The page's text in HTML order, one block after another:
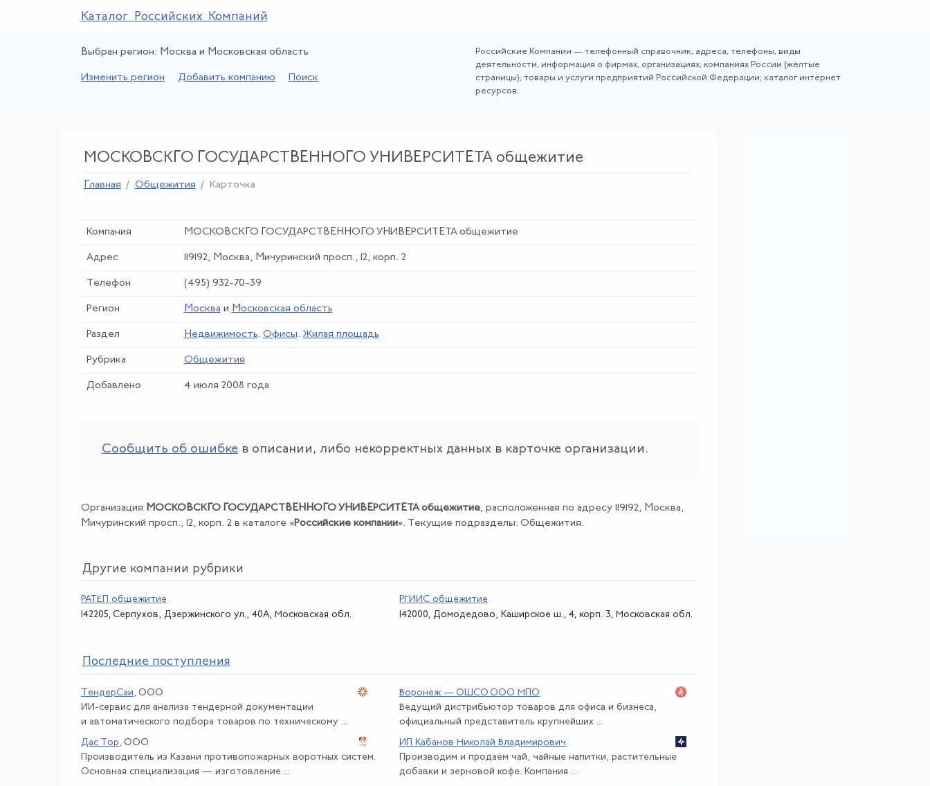
Каталог Российских Компаний
Выбран регион: Москва и Московская область
Изменить регион Добавить компанию Поиск
Российские Компании — телефонный справочник, адреса, телефоны, виды
деятельности, информация о фирмах, организациях, компаниях России (жёлтые
страницы); товары и услуги предприятий Российской Федерации; каталог интернет
ресурсов.
МОСКОВСКГО ГОСУДАРСТВЕННОГО УНИВЕРСИТЕТА общежитие
Главная Общежития Карточка
Компания МОСКОВСКГО ГОСУДАРСТВЕННОГО УНИВЕРСИТЕТА общежитие
Адрес 119192, Москва, Мичуринский просп., 12, корп. 2
Телефон (495) 932-70-39
Регион Москва и Московская область
Раздел Недвижимость. Офисы. Жилая площадь
Рубрика Общежития
Добавлено 4 июля 2008 года
Сообщить об ошибке в описании, либо некорректных данных в карточке организации.
Организация МОСКОВСКГО ГОСУДАРСТВЕННОГО УНИВЕРСИТЕТА общежитие, расположенная по адресу 119192, Москва,
Мичуринский просп., 12, корп. 2 в каталоге «Российские компании». Текущие подразделы: Общежития.
Другие компании рубрики
РАТЕП общежитие
142205, Серпухов, Дзержинского ул., 40А, Московская обл.
РГИИС общежитие
142000, Домодедово, Каширское ш., 4, корп. 3, Московская обл.
Последние поступления
ТендерСаи , ООО
ИИ-сервис для анализа тендерной документации
и автоматического подбора товаров по техническому ...
Воронеж — ОШСО ООО МПО
Ведущий дистрибьютор товаров для офиса и бизнеса,
официальный представитель крупнейших ...
Дас Тор , ООО
Производитель из Казани противопожарных воротных систем.
Основная специализация — изготовление ...
ИП Кабанов Николай Владимирович
Производим и продаём чай, чайные напитки, растительные
добавки и зерновой кофе. Компания ...